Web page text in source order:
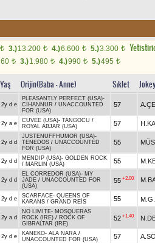
t 3.)13.200 t 4.)6.600 t 5.)3.300 t
t 3.)1.980 t 4.)990 t 5.)495 t
Yaş Orijin(Baba - Anne) Sıklet
2y d e
PLEASANTLY PERFECT (USA)-
CİHANNUR / UNACCOUNTED
FOR (USA)
57
2y a e CUVEE (USA)- TANGOCU /
ROYAL ABJAR (USA)
57
2y d d
JUSTENUFFHUMOR (USA)-
TENEDOS / UNACCOUNTED
FOR (USA)
55
2y d d MENDIP (USA)- GOLDEN ROCK
/ MARLIN (USA) 55
2y d d
EL CORREDOR (USA)- MY
JADE / UNACCOUNTED FOR
(USA)
55 +2.00
2y d e SCARFACE- QUEENS OF
KARANS / GRAND REİS 55
2y a d
NO LIMITE- MOSQUERAS
ROCK (IRE) / ROCK OF
GIBRALTAR (IRE)
52 +1.40
2y d e KANEKO- ALA NARA /
UNACCOUNTED FOR (USA)
57